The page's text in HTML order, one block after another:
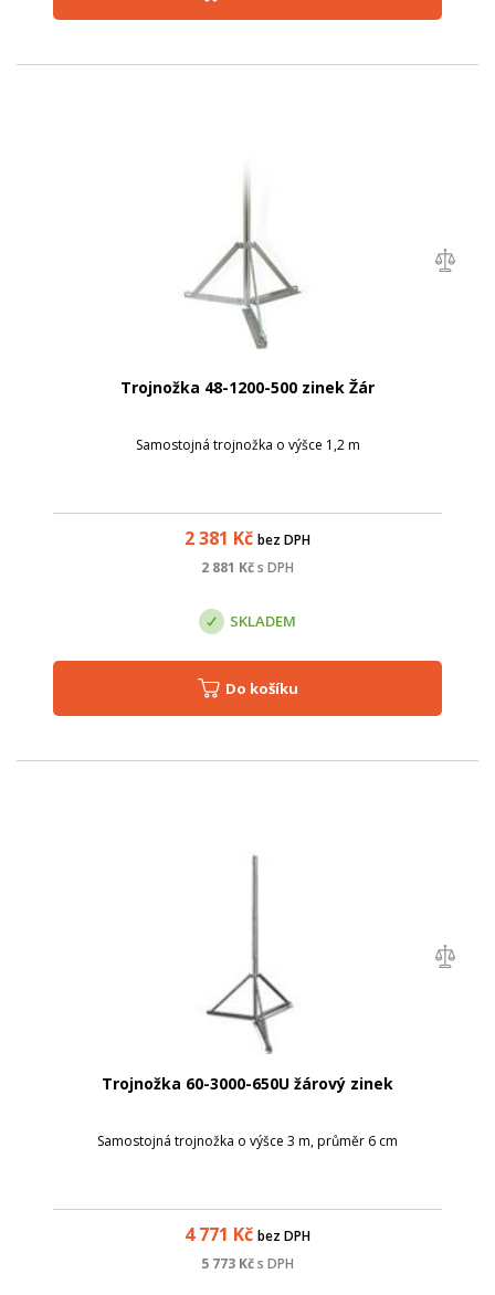
Trojnožka 48-1200-500 zinek Žár
Samostojná trojnožka o výšce 1,2 m
2 381 Kč bez DPH
2 881 Kčs DPH
SKLADEM
Do košíku
Trojnožka 60-3000-650U žárový zinek
Samostojná trojnožka o výšce 3 m, průměr 6 cm
4 771 Kč bez DPH
5 773 Kčs DPH